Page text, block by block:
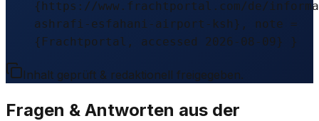
{https://www.frachtportal.com/de/
ashrafi-esfahani-airport-ksh}, note =
{Frachtportal, accessed 2026-08-09} }
Inhalt geprüft & redaktionell freigegeben.
Fragen & Antworten aus der